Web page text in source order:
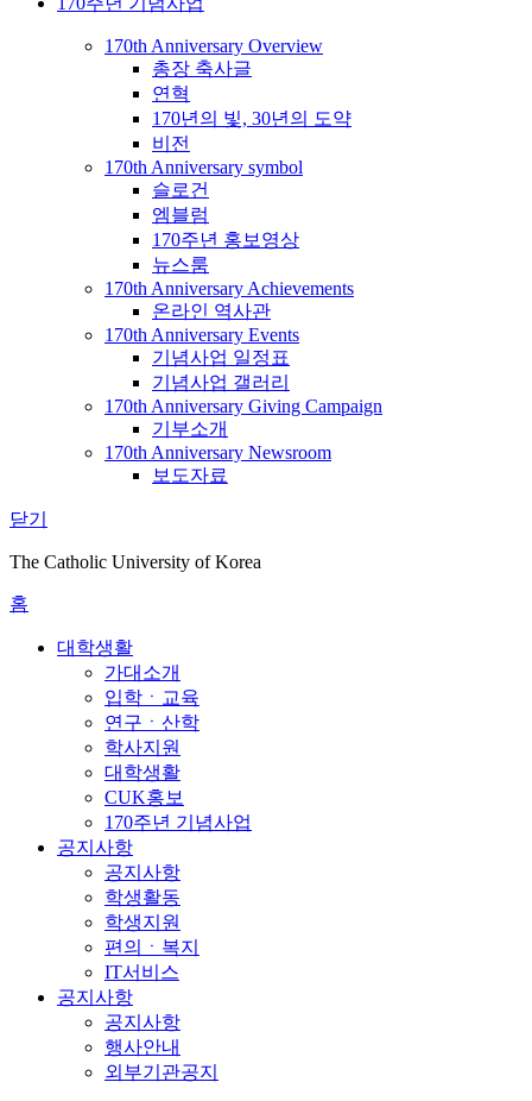
170th Anniversary Overview
총장 축사글
연혁
170년의 빛, 30년의 도약
비전
170th Anniversary symbol
슬로건
엠블럼
170주년 홍보영상
뉴스룸
170th Anniversary Achievements
온라인 역사관
170th Anniversary Events
기념사업 일정표
기념사업 갤러리
170th Anniversary Giving Campaign
기부소개
170th Anniversary Newsroom
보도자료
닫기
The Catholic University of Korea
홈
대학생활
가대소개
입학ㆍ교육
연구ㆍ산학
학사지원
대학생활
CUK홍보
170주년 기념사업
공지사항
공지사항
학생활동
학생지원
편의ㆍ복지
IT서비스
공지사항
공지사항
행사안내
외부기관공지